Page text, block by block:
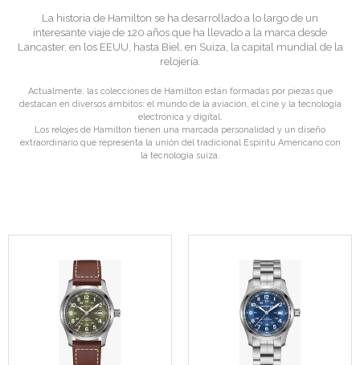
La historia de Hamilton se ha desarrollado a lo largo de un
interesante viaje de 120 años que ha llevado a la marca desde
Lancaster, en los EEUU, hasta Biel, en Suiza, la capital mundial de la
relojería.
Actualmente, las colecciones de Hamilton están formadas por piezas que
destacan en diversos ámbitos: el mundo de la aviación, el cine y la tecnología
electrónica y digital.
Los relojes de Hamilton tienen una marcada personalidad y un diseño
extraordinario que representa la unión del tradicional Espíritu Americano con
la tecnología suiza.